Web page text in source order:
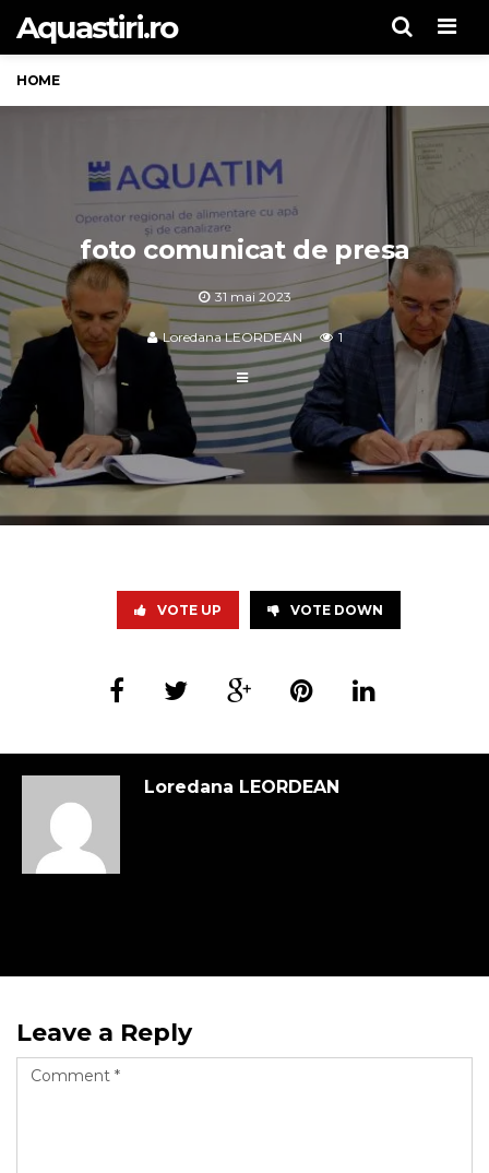
Aquastiri.ro
HOME
foto comunicat de presa
31 mai 2023
Loredana LEORDEAN 1
VOTE UP VOTE DOWN
Loredana LEORDEAN
Leave a Reply